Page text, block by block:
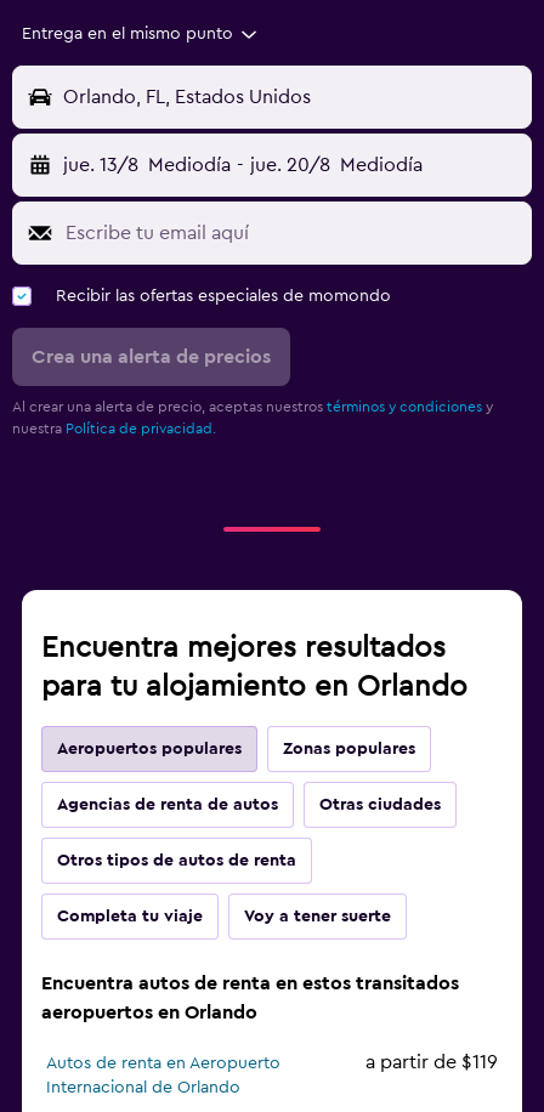
Entrega en el mismo punto
Orlando, FL, Estados Unidos
jue. 13/8 Mediodía - jue. 20/8 Mediodía
Recibir las ofertas especiales de momondo
Crea una alerta de precios
Al crear una alerta de precio, aceptas nuestros términos y condiciones y
nuestra Política de privacidad.
Encuentra mejores resultados
para tu alojamiento en Orlando
Aeropuertos populares Zonas populares
Agencias de renta de autos Otras ciudades
Otros tipos de autos de renta
Completa tu viaje Voy a tener suerte
Encuentra autos de renta en estos transitados
aeropuertos en Orlando
Autos de renta en Aeropuerto
Internacional de Orlando
a partir de $119